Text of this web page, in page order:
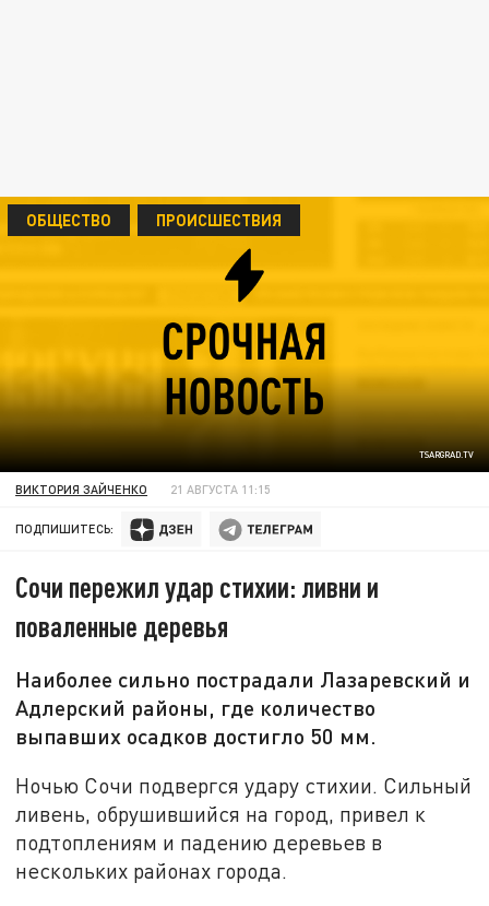
TSARGRAD.TV
ОБЩЕСТВО ПРОИСШЕСТВИЯ
ВИКТОРИЯ ЗАЙЧЕНКО 21 АВГУСТА 11:15
ПОДПИШИТЕСЬ:
Сочи пережил удар стихии: ливни и
поваленные деревья
Наиболее сильно пострадали Лазаревский и
Адлерский районы, где количество
выпавших осадков достигло 50 мм.
Ночью Сочи подвергся удару стихии. Сильный
ливень, обрушившийся на город, привел к
подтоплениям и падению деревьев в
нескольких районах города.